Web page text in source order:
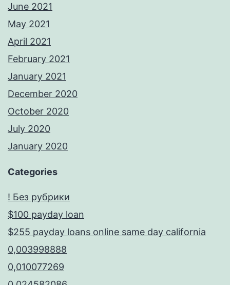
June 2021
May 2021
April 2021
February 2021
January 2021
December 2020
October 2020
July 2020
January 2020
Categories
! Без рубрики
$100 payday loan
$255 payday loans online same day california
0,003998888
0,010077269